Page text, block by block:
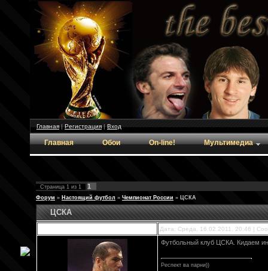
Главная|Регистрация|Вход
Главная Обои On-line! Мультимедиа
Страница 1 из 1 1
Форум » Настоящий футбол » Чемпионат России » ЦСКА
ЦСКА
Дата: Среда, 16.02.2011, 20:46 |
Футбольный клуб ЦСКА. Кидаем
Респект ва парни))